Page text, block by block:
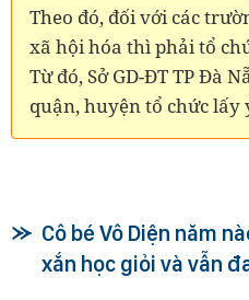
Theo đó, đối với các
xã hội hóa thì phải tổ
Từ đó, Sở GD-ĐT TP Đà
quận, huyện tổ chức lấy
Cô bé Vô Diện năm
xắn học giỏi và vẫn